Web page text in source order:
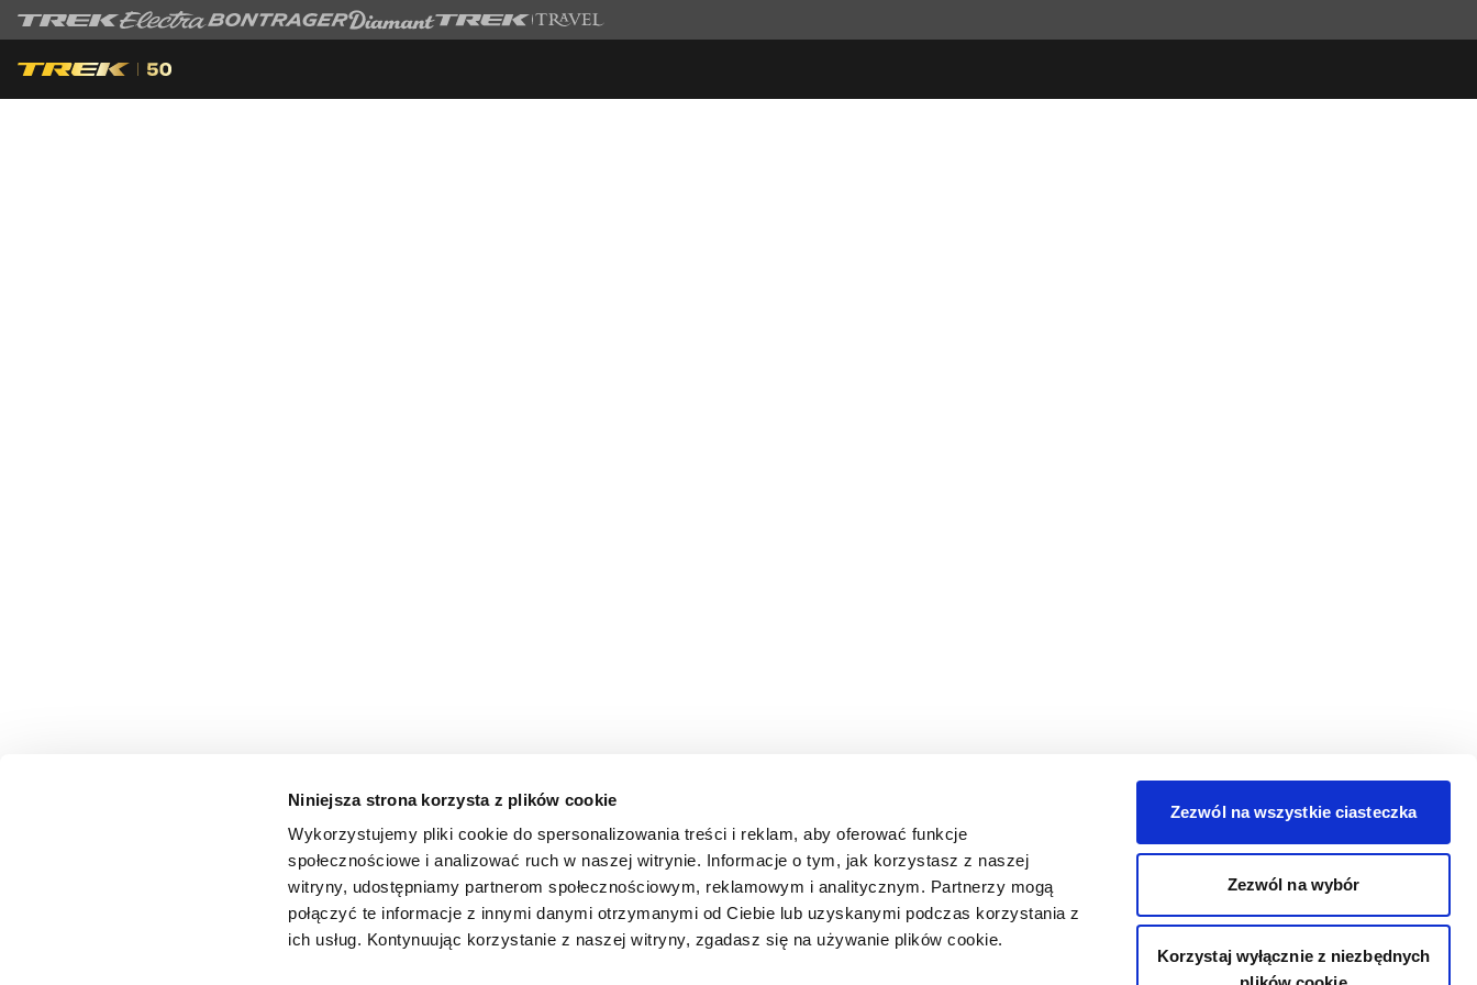
Niniejsza strona korzysta z plików cookie
Wykorzystujemy pliki cookie do spersonalizowania treści i reklam, aby oferować funkcje
społecznościowe i analizować ruch w naszej witrynie. Informacje o tym, jak korzystasz z naszej
witryny, udostępniamy partnerom społecznościowym, reklamowym i analitycznym. Partnerzy mogą
połączyć te informacje z innymi danymi otrzymanymi od Ciebie lub uzyskanymi podczas korzystania z
ich usług. Kontynuując korzystanie z naszej witryny, zgadasz się na używanie plików cookie.
Zezwól na wszystkie ciasteczka
Zezwól na wybór
Korzystaj wyłącznie z niezbędnych